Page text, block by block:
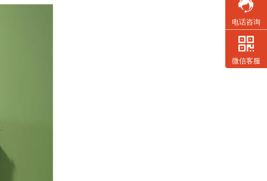

电话咨询
咨询

微信客服